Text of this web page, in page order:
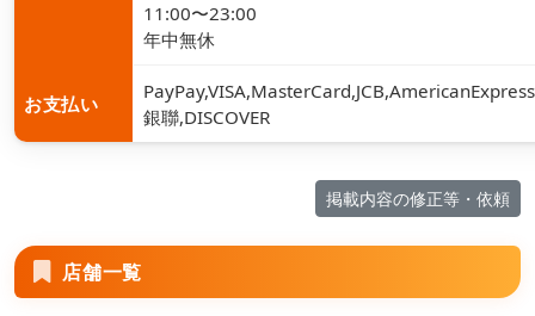
11:00〜23:00
年中無休
お支払い
銀聯,DISCOVER
掲載内容の修正等・依頼
店舗一覧